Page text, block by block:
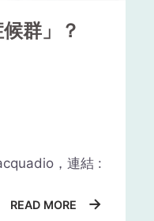
用橡皮筋狠
間就會消
放在肚臍部
例如他和家人
用餐，海天
列舉形容詞
我善於團隊
接展現特質。
描述一次你如
；說你能抗
敗並調整心
在表面的互
機。舉例來
能詢問：
的部分為
的溝通，避免
完成工作交
你的離職不
同時能和主管
群」？
，連結 :
READ MORE →